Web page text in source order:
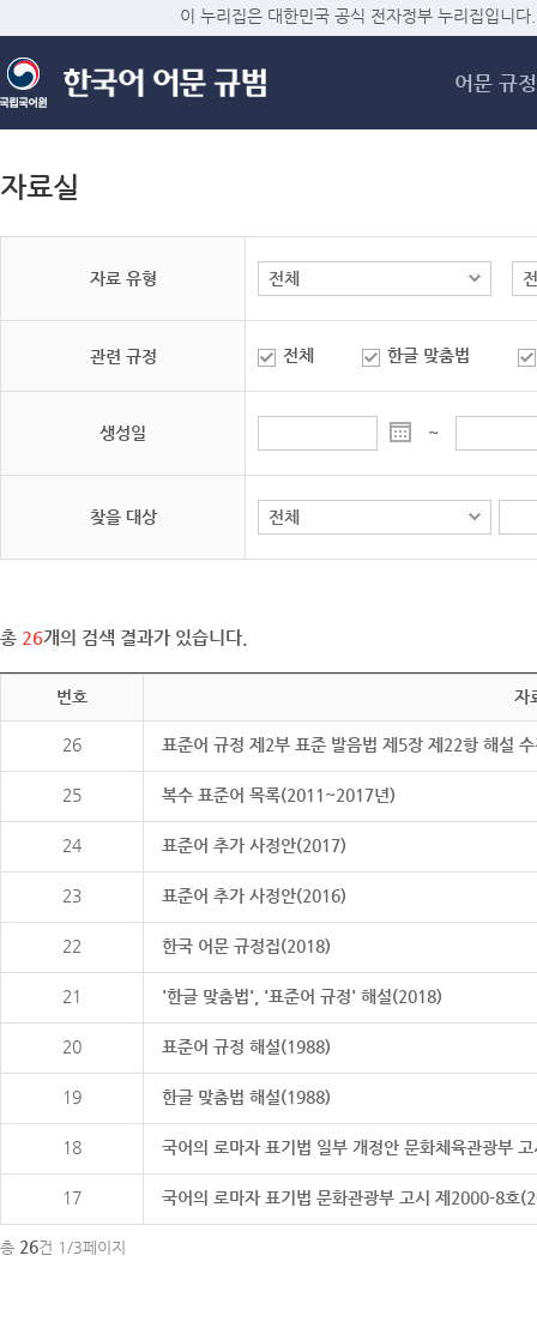
메
이 누리집은 대한민국 공식 전자정부 누리집입니다.
어문 규정
자료실
자료 유형
관련 규정 전체 한글 맞춤법
생성일 ~
찾을 대상
총 26개의 검색 결과가 있습니다.
번호 자
26 표준어 규정 제2부 표준 발음법 제5장 제22항 해설
25 복수 표준어 목록(2011~2017년)
24 표준어 추가 사정안(2017)
23 표준어 추가 사정안(2016)
22 한국 어문 규정집(2018)
21 '한글 맞춤법', '표준어 규정' 해설(2018)
20 표준어 규정 해설(1988)
19 한글 맞춤법 해설(1988)
18 국어의 로마자 표기법 일부 개정안 문화체육관광부
17 국어의 로마자 표기법 문화관광부 고시 제2000-8호
총 26건 1/3페이지